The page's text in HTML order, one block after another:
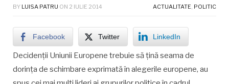
BY LUISA PATRU ON 2 IULIE 2014 ACTUALITATE POLITIC
Facebook Twitter LinkedIn
Decidenţii Uniunii Europene trebuie să ţină seama de
dorinţa de schimbare exprimată în alegerile europene, au